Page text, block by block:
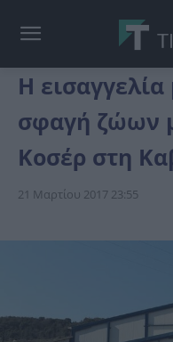
Η
σφαγή ζώων
Κοσέρ στη
21 Μαρτίου 2017 23:55